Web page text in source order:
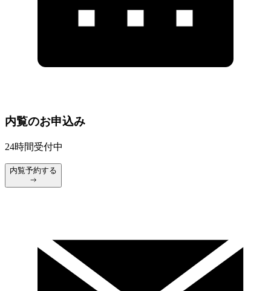
内覧のお申込み
24時間受付中
内覧予約する